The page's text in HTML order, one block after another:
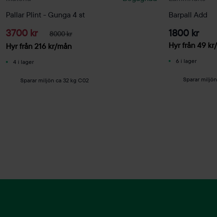
Pallar Plint - Gunga 4 st
3700 kr 8000 kr
Hyr från 216 kr/mån
4 i lager
Sparar miljön ca 32 kg C02
Barpall Add
1800 kr
Hyr från 49 kr
6 i lager
Sparar